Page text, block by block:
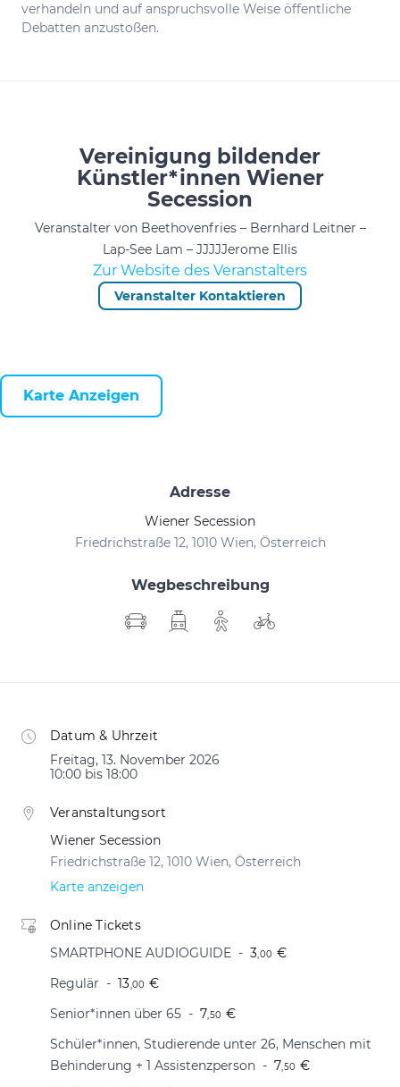
verhandeln und auf anspruchsvolle Weise öffentliche
Debatten anzustoßen.
Vereinigung bildender
Künstler*innen Wiener
Secession
Veranstalter von Beethovenfries – Bernhard Leitner –
Lap-See Lam – JJJJJerome Ellis
Zur Website des Veranstalters
Veranstalter Kontaktieren
Karte Anzeigen
Adresse
Wiener Secession
Friedrichstraße 12, 1010 Wien, Österreich
Wegbeschreibung
Datum & Uhrzeit
Freitag, 13. November 2026
10:00 bis 18:00
Veranstaltungsort
Wiener Secession
Friedrichstraße 12, 1010 Wien, Österreich
Karte anzeigen
Online Tickets
SMARTPHONE AUDIOGUIDE
3,00 €
Regulär
13,00 €
Senior*innen über 65
7,50 €
Schüler*innen, Studierende unter 26, Menschen mit
Behinderung + 1 Assistenzperson
7,50 €